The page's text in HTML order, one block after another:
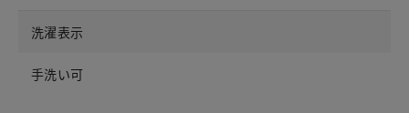
洗濯表示
手洗い可